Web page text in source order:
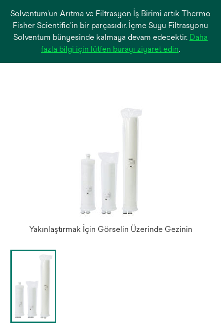
Solventum'un Arıtma ve Filtrasyon İş Birimi artık Thermo
Fisher Scientific'in bir parçasıdır. İçme Suyu Filtrasyonu
Solventum bünyesinde kalmaya devam edecektir. Daha
fazla bilgi için lütfen burayı ziyaret edinopens
.
Yakınlaştırmak İçin Görselin Üzerinde Gezinin